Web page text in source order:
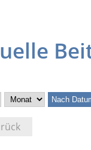
Nach